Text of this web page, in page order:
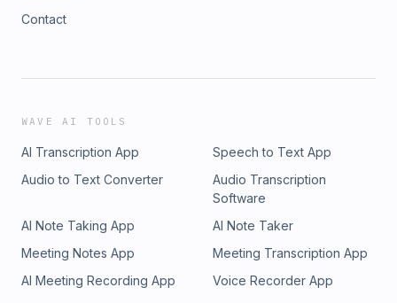
Contact
WAVE AI TOOLS
AI Transcription App
Speech to Text App
Audio to Text Converter
Audio Transcription
Software
AI Note Taking App
AI Note Taker
Meeting Notes App
Meeting Transcription App
AI Meeting Recording App
Voice Recorder App